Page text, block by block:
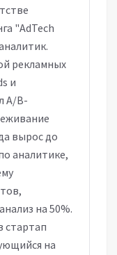
"AdTech
рекламных
и
A/B-
вырос до
аналитике,
на 50%.
стартап
на